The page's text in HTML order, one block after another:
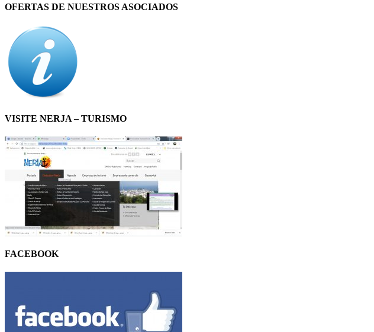
OFERTAS DE NUESTROS ASOCIADOS
VISITE NERJA – TURISMO
FACEBOOK